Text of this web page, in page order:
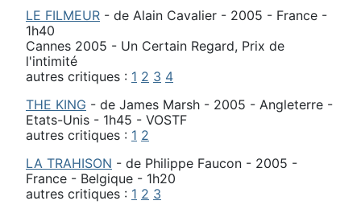
LE FILMEUR - de Alain Cavalier - 2005 - France -
1h40
Cannes 2005 - Un Certain Regard, Prix de
l'intimité
autres critiques : 1 2 3 4
THE KING - de James Marsh - 2005 - Angleterre -
Etats-Unis - 1h45 - VOSTF
autres critiques : 1 2
LA TRAHISON - de Philippe Faucon - 2005 -
France - Belgique - 1h20
autres critiques : 1 2 3